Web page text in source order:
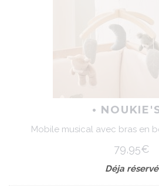
•
Mobile musical avec bras en
79,95€
Déja réservé